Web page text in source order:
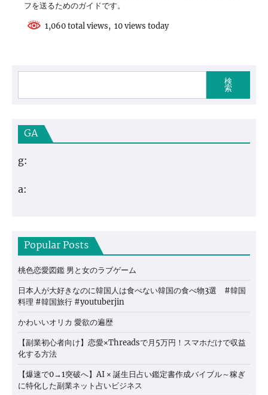
フを送るためのガイドです。
1,060 total views, 10 views today
検
索
GA
g:
a:
Popular Posts
桃色恋愛図鑑 男と女のラブゲーム
日本人が大好きなのに韓国人は食べない韓国の食べ物3選 #韓国
料理 #韓国旅行 #youtuberjin
かわいいオリカ 愛欲の遍歴
【副業初心者向け】恋愛×Threadsで月5万円！スマホだけで収益
化する方法
【爆速で0→1突破へ】AI × 誕生日占い鑑定書作成バイブル～稼ぎ
に特化した副業ネット占いビジネス